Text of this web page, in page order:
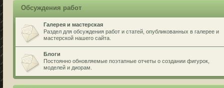
Обсуждения работ
Галерея и мастерская
Раздел для обсуждения работ и статей, опубликованных в галерее и
мастерской нашего сайта.
Блоги
Постоянно обновляемые поэтапные отчеты о создании фигурок,
моделей и диорам.